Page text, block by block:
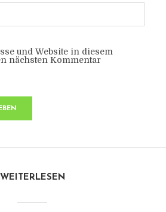
und Website in diesem
nächsten Kommentar
WEITERLESEN